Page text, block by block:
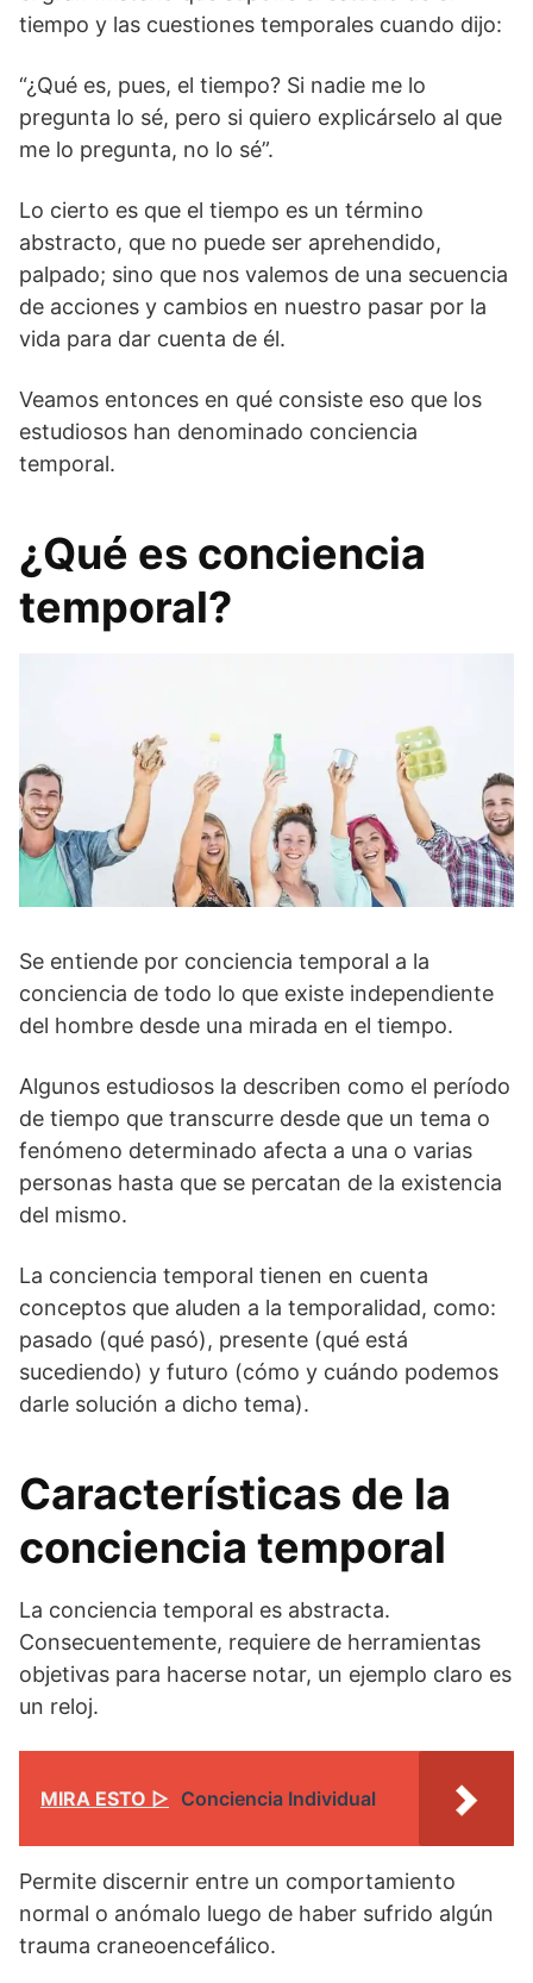
tiempo y las cuestiones temporales cuando dijo:
“¿Qué es, pues, el tiempo? Si nadie me lo
pregunta lo sé, pero si quiero explicárselo al que
me lo pregunta, no lo sé”.
Lo cierto es que el tiempo es un término
abstracto, que no puede ser aprehendido,
palpado; sino que nos valemos de una secuencia
de acciones y cambios en nuestro pasar por la
vida para dar cuenta de él.
Veamos entonces en qué consiste eso que los
estudiosos han denominado conciencia
temporal.
¿Qué es conciencia
temporal?
Se entiende por conciencia temporal a la
conciencia de todo lo que existe independiente
del hombre desde una mirada en el tiempo.
Algunos estudiosos la describen como el período
de tiempo que transcurre desde que un tema o
fenómeno determinado afecta a una o varias
personas hasta que se percatan de la existencia
del mismo.
La conciencia temporal tienen en cuenta
conceptos que aluden a la temporalidad, como:
pasado (qué pasó), presente (qué está
sucediendo) y futuro (cómo y cuándo podemos
darle solución a dicho tema).
Características de la
conciencia temporal
La conciencia temporal es abstracta.
Consecuentemente, requiere de herramientas
objetivas para hacerse notar, un ejemplo claro es
un reloj.
MIRA ESTO ▷ Conciencia Individual
Permite discernir entre un comportamiento
normal o anómalo luego de haber sufrido algún
trauma craneoencefálico.